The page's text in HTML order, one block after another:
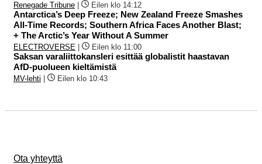
Renegade Tribune | Eilen klo 14:12
Antarctica’s Deep Freeze; New Zealand Freeze Smashes
All-Time Records; Southern Africa Faces Another Blast;
+ The Arctic’s Year Without A Summer
ELECTROVERSE | Eilen klo 11:00
Saksan varaliittokansleri esittää globalistit haastavan
AfD-puolueen kieltämistä
MV-lehti | Eilen klo 10:43
Ota yhteyttä